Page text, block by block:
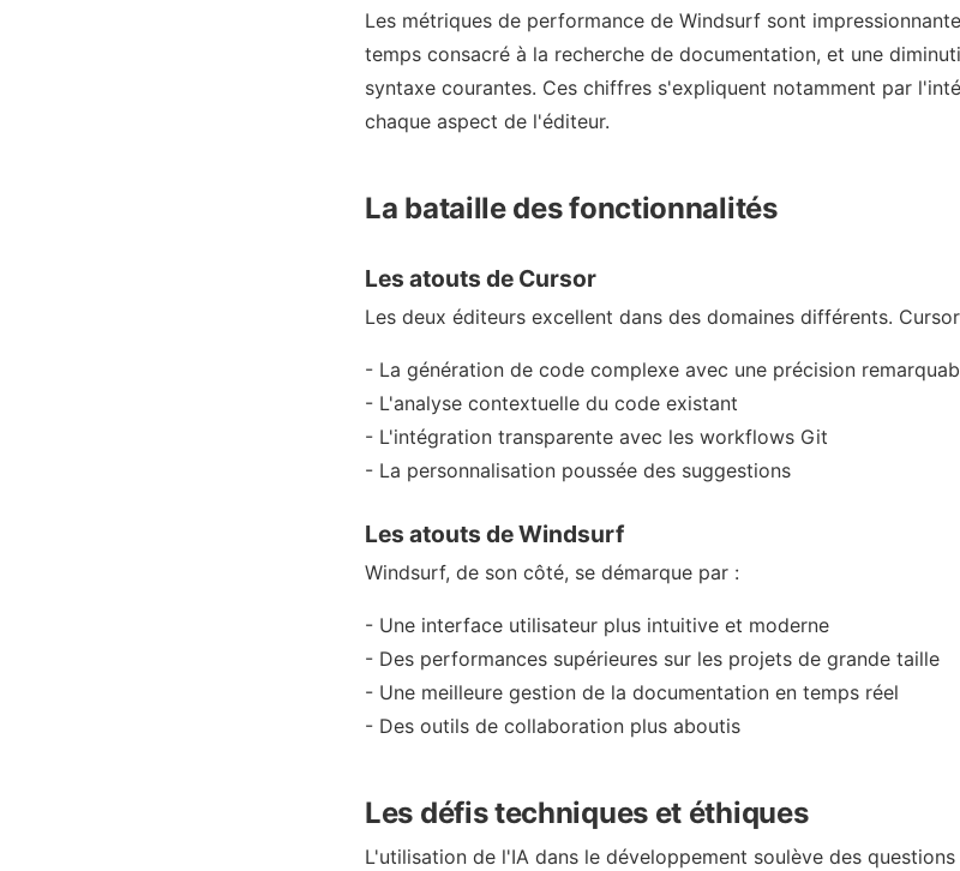
Les métriques de performance de Windsurf sont
temps consacré à la recherche de documentation, et une
syntaxe courantes. Ces chiffres s'expliquent notamment par
chaque aspect de l'éditeur.
La bataille des fonctionnalités
Les atouts de Cursor
Les deux éditeurs excellent dans des domaines différents.
- La génération de code complexe avec une précision
- L'analyse contextuelle du code existant
- L'intégration transparente avec les workflows Git
- La personnalisation poussée des suggestions
Les atouts de Windsurf
Windsurf, de son côté, se démarque par :
- Une interface utilisateur plus intuitive et moderne
- Des performances supérieures sur les projets de grande taille
- Une meilleure gestion de la documentation en temps réel
- Des outils de collaboration plus aboutis
Les défis techniques et éthiques
L'utilisation de l'IA dans le développement soulève des